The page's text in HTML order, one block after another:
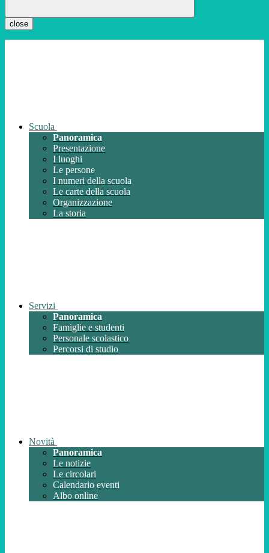
close
Scuola
Panoramica
Presentazione
I luoghi
Le persone
I numeri della scuola
Le carte della scuola
Organizzazione
La storia
Servizi
Panoramica
Famiglie e studenti
Personale scolastico
Percorsi di studio
Novità
Panoramica
Le notizie
Le circolari
Calendario eventi
Albo online